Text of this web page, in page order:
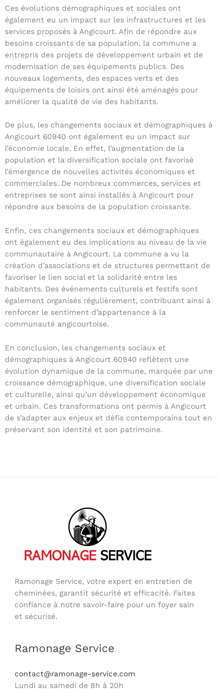
Ces évolutions démographiques et sociales ont
également eu un impact sur les infrastructures et les
services proposés à Angicourt. Afin de répondre aux
besoins croissants de sa population, la commune a
entrepris des projets de développement urbain et de
modernisation de ses équipements publics. Des
nouveaux logements, des espaces verts et des
équipements de loisirs ont ainsi été aménagés pour
améliorer la qualité de vie des habitants.
De plus, les changements sociaux et démographiques à
Angicourt 60940 ont également eu un impact sur
l’économie locale. En effet, l’augmentation de la
population et la diversification sociale ont favorisé
l’émergence de nouvelles activités économiques et
commerciales. De nombreux commerces, services et
entreprises se sont ainsi installés à Angicourt pour
répondre aux besoins de la population croissante.
Enfin, ces changements sociaux et démographiques
ont également eu des implications au niveau de la vie
communautaire à Angicourt. La commune a vu la
création d’associations et de structures permettant de
favoriser le lien social et la solidarité entre les
habitants. Des événements culturels et festifs sont
également organisés régulièrement, contribuant ainsi à
renforcer le sentiment d’appartenance à la
communauté angicourtoise.
En conclusion, les changements sociaux et
démographiques à Angicourt 60940 reflètent une
évolution dynamique de la commune, marquée par une
croissance démographique, une diversification sociale
et culturelle, ainsi qu’un développement économique
et urbain. Ces transformations ont permis à Angicourt
de s’adapter aux enjeux et défis contemporains tout en
préservant son identité et son patrimoine.
Ramonage Service, votre expert en entretien de
cheminées, garantit sécurité et efficacité. Faites
confiance à notre savoir-faire pour un foyer sain
et sécurisé.
Ramonage Service
contact@ramonage-service.com
Lundi au samedi de 8h à 20h